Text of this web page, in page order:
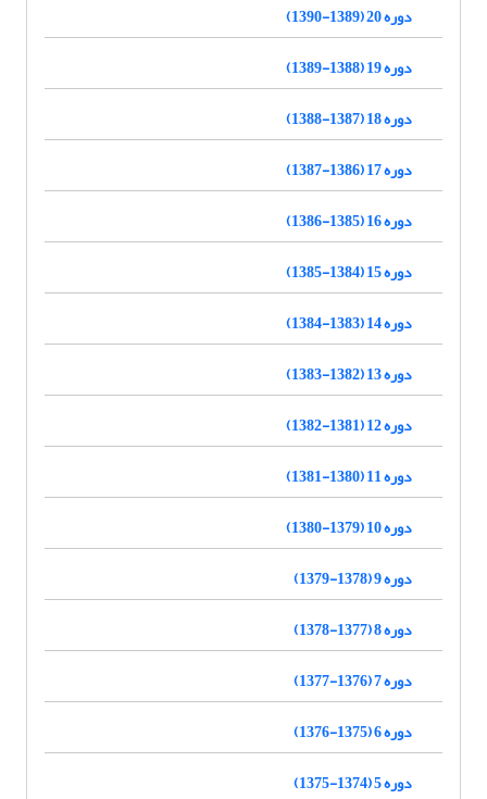
دوره 20 (1389-1390)
دوره 19 (1388-1389)
دوره 18 (1387-1388)
دوره 17 (1386-1387)
دوره 16 (1385-1386)
دوره 15 (1384-1385)
دوره 14 (1383-1384)
دوره 13 (1382-1383)
دوره 12 (1381-1382)
دوره 11 (1380-1381)
دوره 10 (1379-1380)
دوره 9 (1378-1379)
دوره 8 (1377-1378)
دوره 7 (1376-1377)
دوره 6 (1375-1376)
دوره 5 (1374-1375)